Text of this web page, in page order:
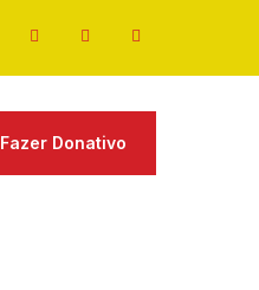
Fazer Donativo